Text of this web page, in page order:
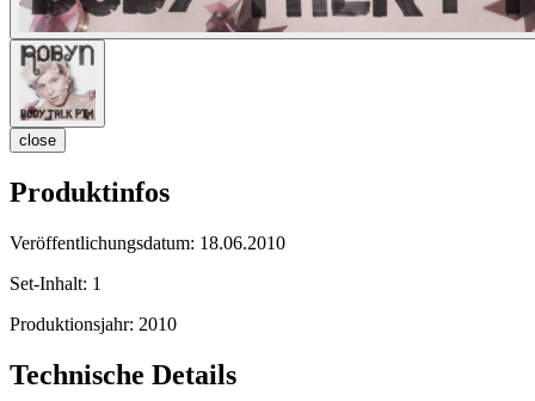
close
Produktinfos
Veröffentlichungsdatum: 18.06.2010
Set-Inhalt: 1
Produktionsjahr: 2010
Technische Details